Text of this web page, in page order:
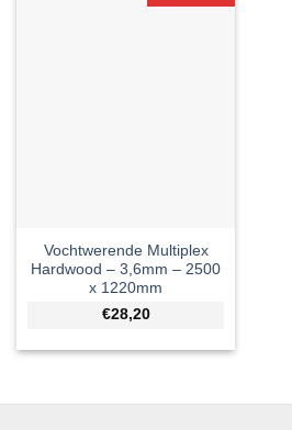
Vochtwerende Multiplex
Hardwood – 3,6mm – 2500
x 1220mm
€28,20